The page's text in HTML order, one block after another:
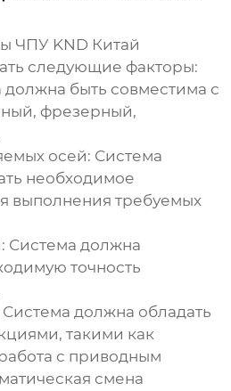
ЧПУ KND Китай
следующие факторы:
должна быть совместима с
фрезерный,
осей: Система
необходимое
выполнения требуемых
Система должна
точность
Система должна обладать
такими как
с приводным
смена